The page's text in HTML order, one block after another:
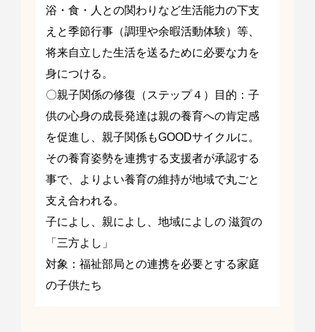
浴・食・人との関わりなど生活能力の下支
えと季節行事（調理や余暇活動体験）等、
将来自立した生活を送るために必要な力を
身につける。
〇親子関係の修復（ステップ４）目的：子
供の心身の成長発達は親の養育への肯定感
を促進し、親子関係もGOODサイクルに。
その養育姿勢を連携する支援者が承認する
事で、よりよい養育の維持が地域で丸ごと
支え合われる。
子によし、親によし、地域によしの 滋賀の
「三方よし」
対象：福祉部局との連携を必要とする家庭
の子供たち